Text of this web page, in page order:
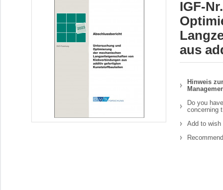
IGF-
aus
Hinweis
Do you
concerning
Add to wish